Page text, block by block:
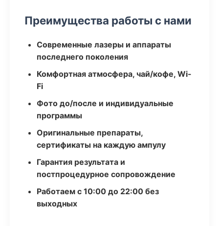
Преимущества работы с нами
Современные лазеры и аппараты
последнего поколения
Комфортная атмосфера, чай/кофе, Wi-
Fi
Фото до/после и индивидуальные
программы
Оригинальные препараты,
сертификаты на каждую ампулу
Гарантия результата и
постпроцедурное сопровождение
Работаем с 10:00 до 22:00 без
выходных